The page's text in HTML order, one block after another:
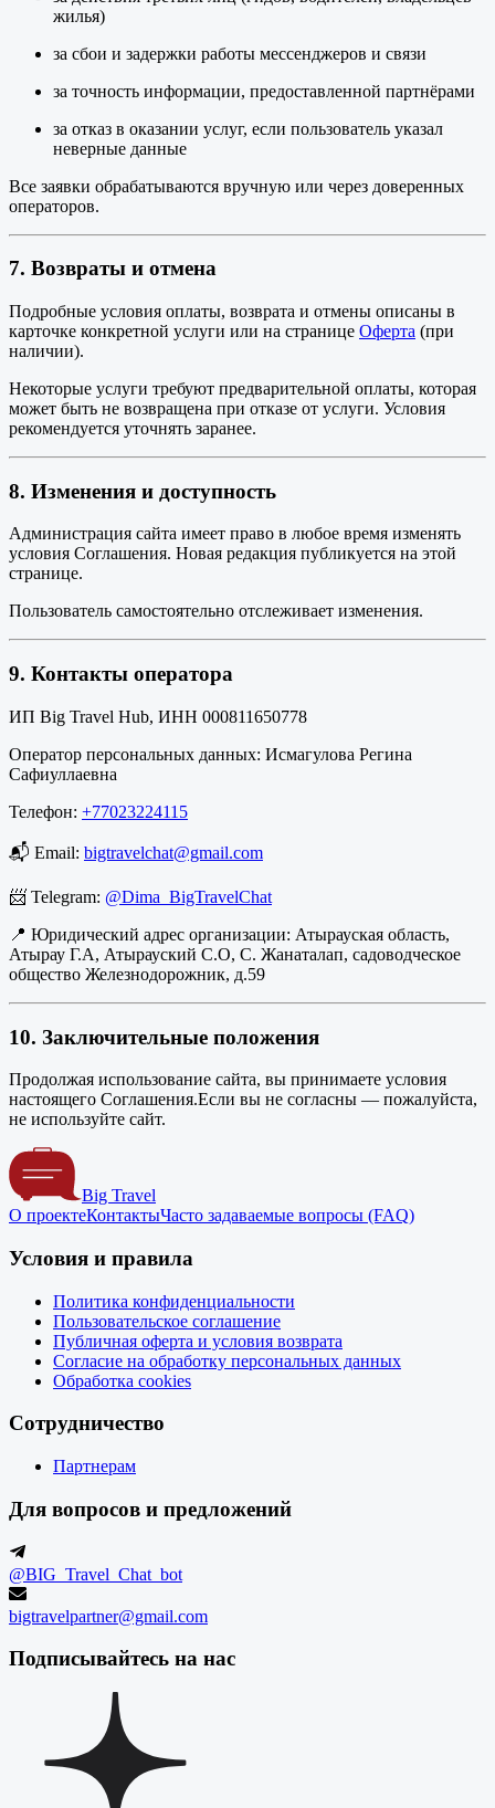
жилья)
за сбои и задержки работы мессенджеров и связи
за точность информации, предоставленной партнёрами
за отказ в оказании услуг, если пользователь указал
неверные данные
Все заявки обрабатываются вручную или через доверенных
операторов.
7. Возвраты и отмена
Подробные условия оплаты, возврата и отмены описаны в
карточке конкретной услуги или на странице Оферта (при
наличии).
Некоторые услуги требуют предварительной оплаты, которая
может быть не возвращена при отказе от услуги. Условия
рекомендуется уточнять заранее.
8. Изменения и доступность
Администрация сайта имеет право в любое время изменять
условия Соглашения. Новая редакция публикуется на этой
странице.
Пользователь самостоятельно отслеживает изменения.
9. Контакты оператора
ИП Big Travel Hub, ИНН 000811650778
Оператор персональных данных: Исмагулова Регина
Сафиуллаевна
Телефон: +77023224115
📬 Email: bigtravelchat@gmail.com
📨 Telegram: @Dima_BigTravelChat
📍 Юридический адрес организации: Атырауская область,
Атырау Г.А, Атырауский С.О, С. Жанаталап, садоводческое
общество Железнодорожник, д.59
10. Заключительные положения
Продолжая использование сайта, вы принимаете условия
настоящего Соглашения.Если вы не согласны — пожалуйста,
не используйте сайт.
Big Travel
О проектеКонтактыЧасто задаваемые вопросы (FAQ)
Условия и правила
Политика конфиденциальности
Пользовательское соглашение
Публичная оферта и условия возврата
Согласие на обработку персональных данных
Обработка cookies
Сотрудничество
Партнерам
Для вопросов и предложений
@BIG_Travel_Chat_bot
bigtravelpartner@gmail.com
Подписывайтесь на нас